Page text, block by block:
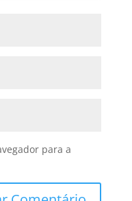
para a